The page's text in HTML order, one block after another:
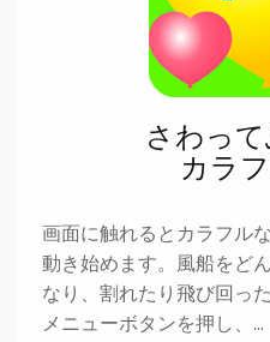
さわっ
カラ
画面に触れるとカラフル
動き始めます。風船をど
なり、割れたり飛び回っ
メニューボタンを押し、…